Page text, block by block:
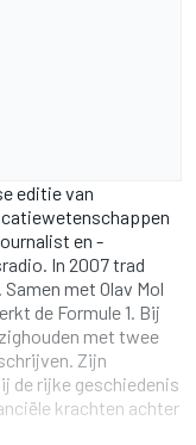
editie van
en -
In 2007 trad
met Olav Mol
de Formule 1. Bij
met twee
Zijn
de rijke geschiedenis
krachten achter